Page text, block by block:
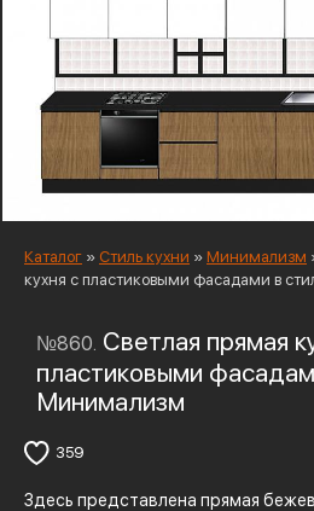
Каталог » Стиль кухни » Минимализм
кухня с пластиковыми фасадами в
№860. Светлая прямая
пластиковыми
Минимализм
359
Здесь представлена прямая